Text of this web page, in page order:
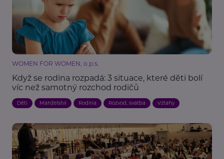
WOMEN FOR WOMEN, o.p.s.
Když se rodina rozpadá: 3 situace, které děti bolí
víc než samotný rozchod rodičů
Děti Manželství Rodina Rozvod, svatba Vztahy